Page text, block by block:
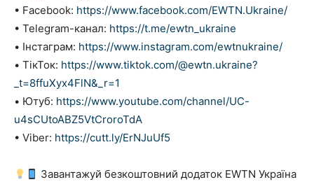
• Facebook: https://www.facebook.com/EWTN.Ukraine/
• Telegram-канал: https://t.me/ewtn_ukraine
• Інстаграм: https://www.instagram.com/ewtnukraine/
• ТікТок: https://www.tiktok.com/@ewtn.ukraine?
_t=8ffuXyx4FlN&_r=1
• Ютуб: https://www.youtube.com/channel/UC-
u4sCUtoABZ5VtCroroTdA
• Viber: https://cutt.ly/ErNJuUf5
Завантажуй безкоштовний додаток EWTN Україна